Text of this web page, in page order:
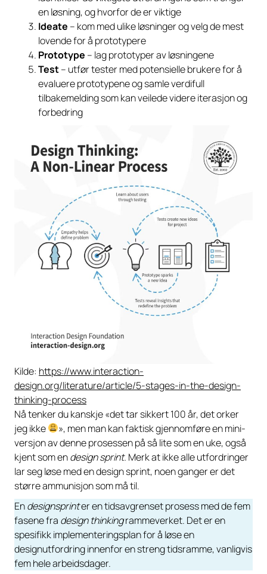
en løsning, og hvorfor de er viktige
Ideate – kom med ulike løsninger og velg de mest
lovende for å prototypere
Prototype – lag prototyper av løsningene
Test– utfør tester med potensielle brukere for å
evaluere prototypene og samle verdifull
tilbakemelding som kan veilede videre iterasjon og
forbedring
Kilde: https://www.interaction-
design.org/literature/article/5-stages-in-the-design-
thinking-process
Nå tenker du kanskje «det tar sikkert 100 år, det orker
jeg ikke
», men man kan faktisk gjennomføre en mini-
versjon av denne prosessen på så lite som en uke, også
kjent som endesign sprint. Merk at ikke alle utfordringer
lar seg løse med en design sprint, noen ganger er det
større ammunisjon som må til.
Endesignsprinter en tidsavgrenset prosess med de fem
fasene fra design thinkingrammeverket. Det er en
spesifikk implementeringsplan for å løse en
designutfordring innenfor en streng tidsramme, vanligvis
fem hele arbeidsdager.